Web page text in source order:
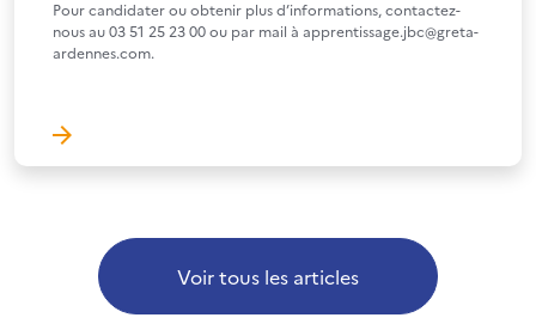
Pour candidater ou obtenir plus d’informations, contactez-
nous au 03 51 25 23 00 ou par mail à apprentissage.jbc@greta-
ardennes.com.
Voir tous les articles